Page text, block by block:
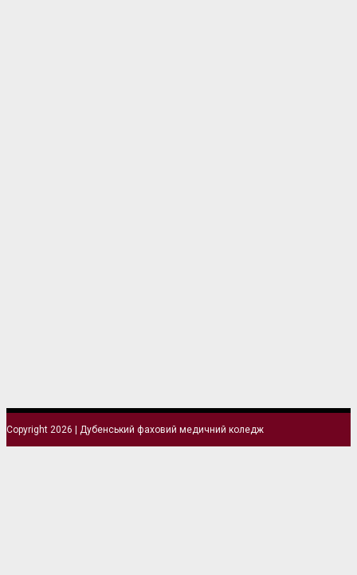
Copyright 2026 | Дубенський фаховий медичний коледж